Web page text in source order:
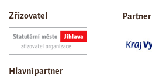
Zřizovatel Partner
Hlavní partner